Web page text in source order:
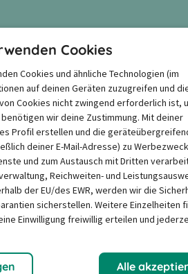
die
passt zu
verschiedener
versichern. So kannst du
Cookies
Cookies und ähnliche Technologien (im
auf deinen Geräten zuzugreifen und
Cookies nicht zwingend erforderlich ist,
wir deine Zustimmung. Mit deiner
Profil erstellen und die
deiner E-Mail-Adresse) zu
und zum Austausch mit Dritten
Reichweiten- und
der EU/des EWR, werden wir die
sicherstellen. Weitere Einzelheiten
Einwilligung freiwillig erteilen und
Alle